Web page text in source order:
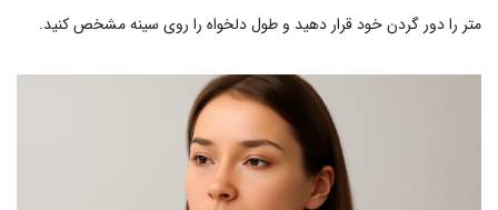
متر را دور گردن خود قرار دهید و طول دلخواه را روی سینه مشخص کنید.